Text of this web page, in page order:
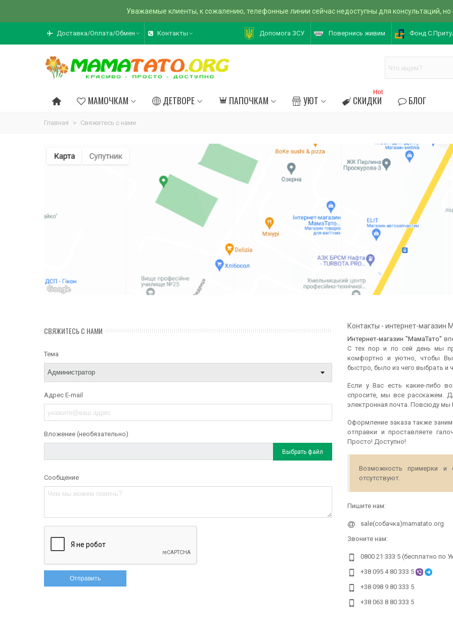
Уважаемые клиенты, к сожалению, телефонные линии сейчас недоступны для консультаций, но
Доставка/Оплата/Обмен Контакты Допомога ЗСУ Повернись живим Фонд
МАМОЧКАМ ДЕТВОРЕ ПАПОЧКАМ УЮТ СКИДКИ
Hot
БЛОГ
Главная > Свяжитесь с нами
СВЯЖИТЕСЬ С НАМИ
Тема
Адрес E-mail
Вложение (необязательно)
Выбрать файл
Сообщение
Контакты - интернет-магазин
Интернет-магазин "МамаТато"
С тех пор и по сей день мы
комфортно и уютно, чтобы Вы
быстро, было из чего выбрать и
Если у Вас есть какие-либо
спросите, мы все расскажем.
электронная почта. Повсюду мы
Оформление заказа также
отправки и проставляете
Просто! Доступно!
Возможность примерки
отсутствуют.
Пишите нам:
sale(собачка)mamatato.org
Звоните нам:
0800 21 333 5 (бесплатно по
+38 095 4 80 333 5
+38 098 9 80 333 5
+38 063 8 80 333 5